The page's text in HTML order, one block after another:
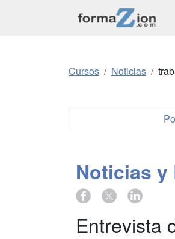
Cursos Noticias
Noticias y
Entrevista